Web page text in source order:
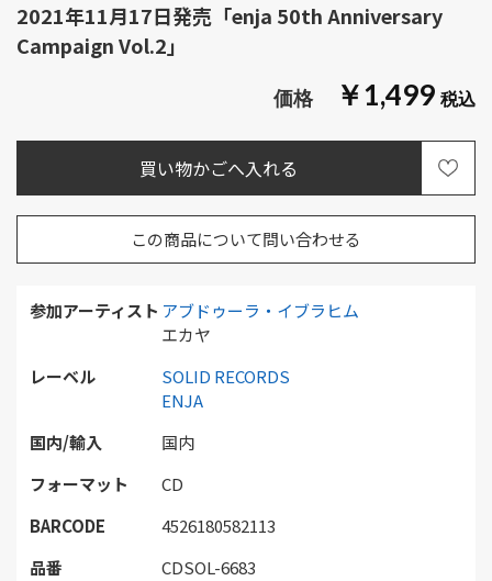
￥1,499
参加アーティスト アブドゥーラ・イブラヒム
エカヤ
レーベル
SOLID RECORDS
ENJA
国内/輸入
国内
フォーマット
CD
BARCODE
4526180582113
品番
CDSOL-6683
この商品について問い合わせる
2021年11月17日発売「enja 50th Anniversary
Campaign Vol.2」